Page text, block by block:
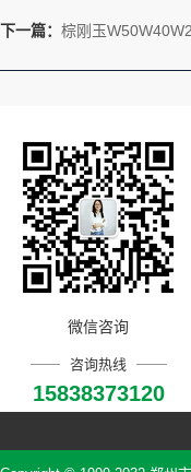
下一篇： 棕刚玉
微信咨询
咨询热线
15838373120